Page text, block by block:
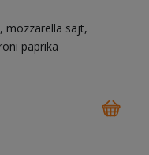
mozzarella sajt
paprika